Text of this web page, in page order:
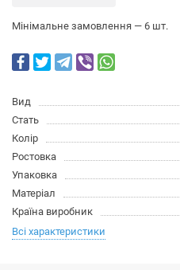
Мінімальне замовлення — 6 шт.
Вид
Стать
Колір
Ростовка
Упаковка
Матеріал
Країна виробник
Всі характеристики